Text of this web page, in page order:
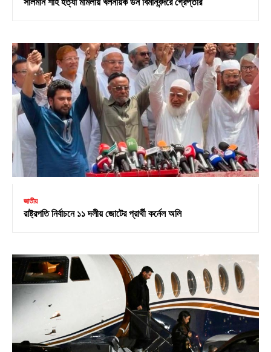
সালমান শাহ হত্যা মামলায় খলনায়ক ডন বিমানবন্দরে গ্রেপ্তার
জাতীয়
রাষ্ট্রপতি নির্বাচনে ১১ দলীয় জোটের প্রার্থী কর্নেল অলি